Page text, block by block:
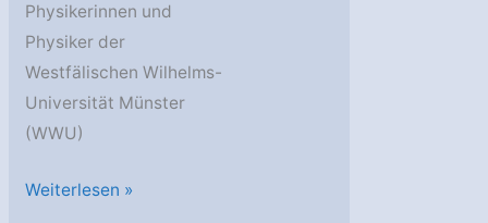
Physikerinnen und
Physiker der
Westfälischen Wilhelms-
Universität Münster
(WWU)
WWU:
Weiterlesen »